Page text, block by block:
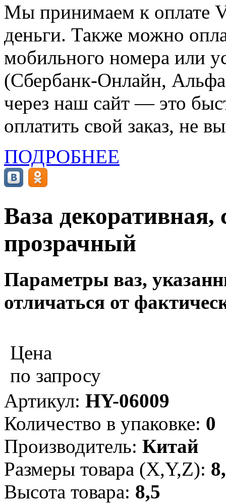
Мы принимаем к оплате
деньги. Также можно
мобильного номера или
(Сбербанк-Онлайн,
через наш сайт — это
оплатить свой заказ, не
ПОДРОБНЕЕ
Ваза декоративная,
прозрачный
Параметры ваз,
отличаться от
Цена
по запросу
Артикул: HY-06009
Количество в упаковке: 0
Производитель: Китай
Размеры товара (X,Y,Z):
Высота товара: 8,5